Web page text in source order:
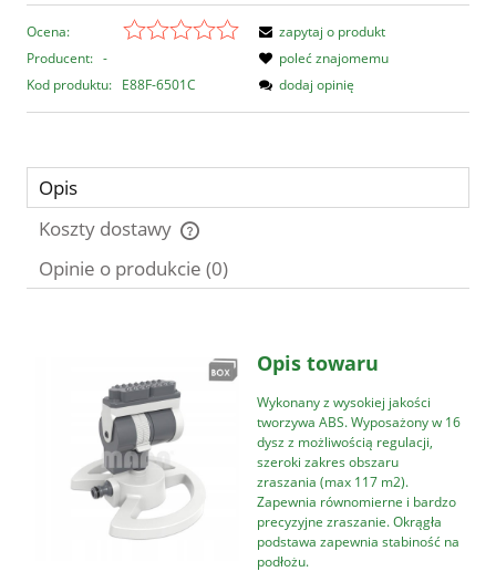
Ocena:
Producent: -
Kod produktu: E88F-6501C
zapytaj o produkt
poleć znajomemu
dodaj opinię
Opis
Koszty dostawy
Cena nie zawiera ewentualnych kosztów płatności
Opinie o produkcie (0)
Opis towaru
Wykonany z wysokiej jakości
tworzywa ABS. Wyposażony w 16
dysz z możliwością regulacji,
szeroki zakres obszaru
zraszania (max 117 m2).
Zapewnia równomierne i bardzo
precyzyjne zraszanie. Okrągła
podstawa zapewnia stabiność na
podłożu.